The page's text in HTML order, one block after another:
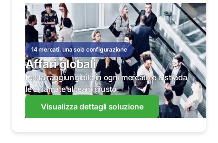
14 mercati, una sola configurazione
Affari globali
Resta raggiungibile in ogni mercato e instrada
le chiamate al team giusto.
Visualizza dettagli soluzione